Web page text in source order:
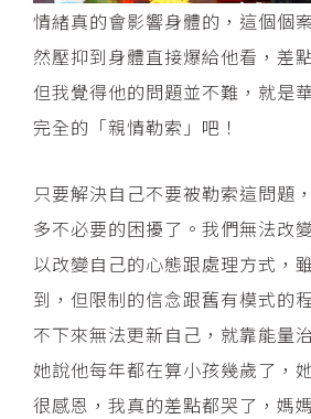
情緒真的會影響身體的，這個個
然壓抑到身體直接爆給他看，差
但我覺得他的問題並不難，就是
完全的「親情勒索」吧！
只要解決自己不要被勒索這問題
多不必要的困擾了。我們無法改
以改變自己的心態跟處理方式，
到，但限制的信念跟舊有模式的
不下來無法更新自己，就靠能量
她說他每年都在算小孩幾歲了，
很感恩，我真的差點都哭了，媽